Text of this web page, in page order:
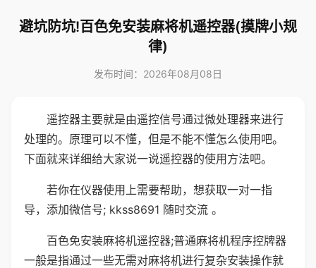
避坑防坑!百色免安装麻将机遥控器(摸牌小规
律)
发布时间：2026年08月08日
遥控器主要就是由遥控信号通过微处理器来进行
处理的。原理可以不懂，但是不能不懂怎么使用吧。
下面就来详细给大家说一说遥控器的使用方法吧。
若你在仪器使用上需要帮助，想获取一对一指
导，添加微信号; kkss8691 随时交流 。
百色免安装麻将机遥控器;普通麻将机程序控牌器
一般是指通过一些无需对麻将机进行复杂安装操作就